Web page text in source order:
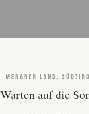
MERANER LAND,
Warten auf die